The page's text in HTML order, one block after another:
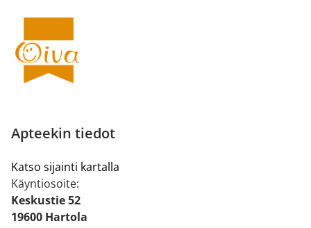
Apteekin tiedot
Katso sijainti kartalla
Käyntiosoite:
Keskustie 52
19600 Hartola